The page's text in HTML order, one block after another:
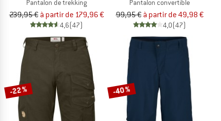
Pantalon de trekking
239,95 € à partir de 179,96 €
4,6(47)
Pantalon convertible
99,95 € à partir de 49,98 €
4,0(47)
-22 % -40 %